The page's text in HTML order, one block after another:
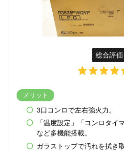
総合評価
メリット
3口コンロで左右強火力。
「温度設定」「コンロタイ
など多機能搭載。
ガラストップで汚れを拭き